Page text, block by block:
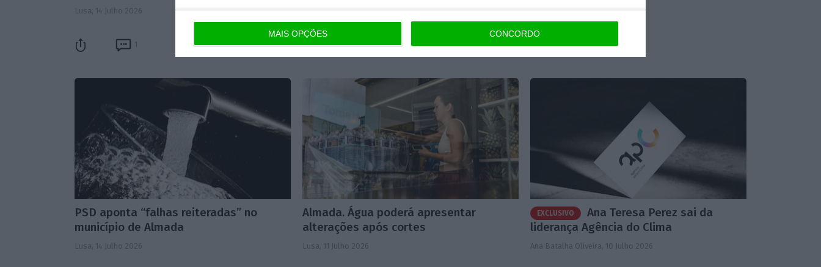
MAIS OPÇÕES CONCORDO
Lusa, 14 Julho 2026 Susana Pinheiro,14 Julho 2026 Lusa,14 Julho 2026
1
PSD aponta “falhas reiteradas” no
município de Almada
Lusa, 14 Julho 2026
Almada. Água poderá apresentar
alterações após cortes
Lusa, 11 Julho 2026
EXCLUSIVO
Ana Teresa Perez sai da
liderança Agência do Clima
Ana Batalha Oliveira, 10 Julho 2026